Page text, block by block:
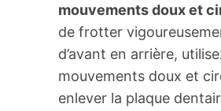
mouvements doux et
de frotter
d’avant en arrière,
mouvements doux et
enlever la plaque